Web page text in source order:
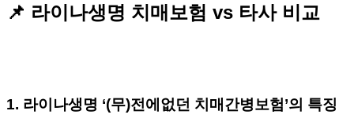
📌 라이나생명 치매보험 vs 타사 비교
1. 라이나생명 ‘(무)전에없던 치매간병보험’의 특징